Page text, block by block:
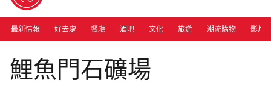
最新情報 好去處 餐廳 酒吧 文化 旅遊 潮流購物 影片
Photograph: Cara Hung
鯉魚門石礦場